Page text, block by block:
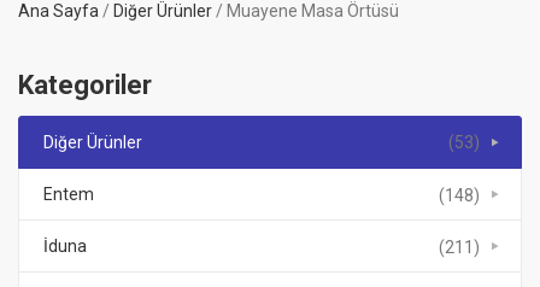
Ana Sayfa/ Diğer Ürünler/ Muayene Masa Örtüsü
Kategoriler
Diğer Ürünler (53)
Entem (148)
İduna (211)